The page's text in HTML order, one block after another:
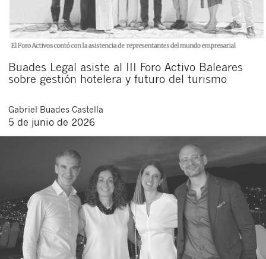
Buades Legal asiste al III Foro Activo Baleares
sobre gestión hotelera y futuro del turismo
Gabriel Buades Castella
5 de junio de 2026